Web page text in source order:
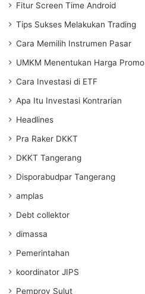
Fitur Screen Time Android
Tips Sukses Melakukan Trading
Cara Memilih Instrumen Pasar
UMKM Menentukan Harga Promo
Cara Investasi di ETF
Apa Itu Investasi Kontrarian
Headlines
Pra Raker DKKT
DKKT Tangerang
Disporabudpar Tangerang
amplas
Debt collektor
dimassa
Pemerintahan
koordinator JIPS
Pemprov Sulut